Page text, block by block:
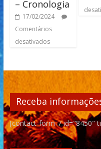
– Cronologia
17/02/2024
Comentários
desativados
Receba
[contact-form-7 id="8450"